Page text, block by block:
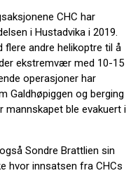
CHC har
i Hustadvika i 2019.
flere andre helikoptre til å
ekstremvær med 10-15
operasjoner har
Galdhøpiggen og berging
mannskapet ble evakuert i
Sondre Brattlien sin
hvor innsatsen fra CHCs